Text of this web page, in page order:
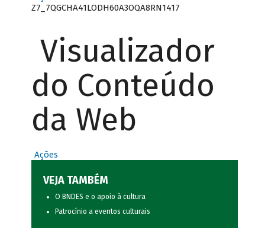
Z7_7QGCHA41LODH60A3OQA8RN1417
Visualizador
do Conteúdo
da Web
Ações
VEJA TAMBÉM
O BNDES e o apoio à cultura
Patrocínio a eventos culturais